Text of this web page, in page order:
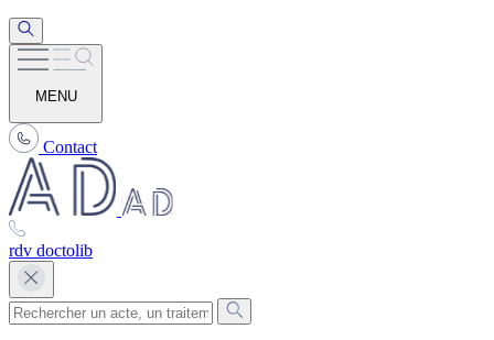
MENU
Contact
rdv doctolib